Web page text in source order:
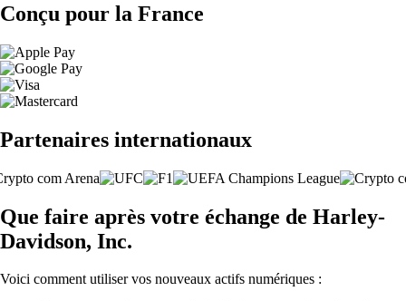
Conçu pour la France
Partenaires internationaux
Que faire après votre échange de Harley-
Davidson, Inc.
Voici comment utiliser vos nouveaux actifs numériques :